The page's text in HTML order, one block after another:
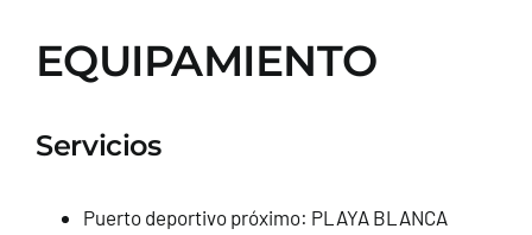
EQUIPAMIENTO
Servicios
Puerto deportivo próximo: PLAYA BLANCA